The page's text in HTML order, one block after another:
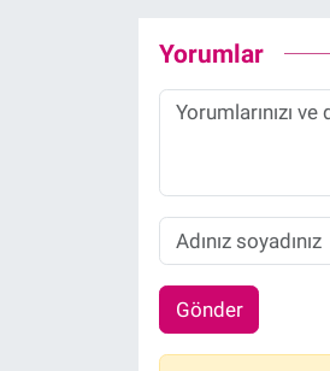
Yorumlar
Gönder